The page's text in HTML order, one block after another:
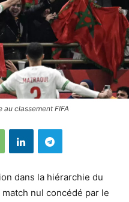
au classement FIFA
dans la hiérarchie du
nul concédé par le